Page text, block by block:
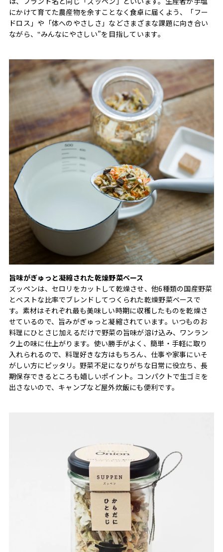
にかけて育てた農産物を余すことなく食卓に届くよう、「フー
ドロス」や「体へのやさしさ」などさまざまな課題に向き合い
ながら、‟みんなにやさしい”を目指しています。
旨味がぎゅっと凝縮された乾燥野菜ベース
ズッペンは、セロリをカットして乾燥させ、他6種類の国産野菜
とベストな比率でブレンドしてつくられた乾燥野菜ベースで
す。素材はそれぞれ最も美味しい時期に収穫したものを乾燥さ
せているので、旨みがぎゅっと凝縮されています。いつものお
料理にひとさじ加えるだけで野菜の旨味が溶け込み、ワンラン
ク上の味に仕上がります。使い勝手がよく、簡単・手軽に取り
入れられるので、料理好きな方はもちろん、仕事や家事にいそ
がしい方にピッタリ。野菜不足になりがちな日常に役立ち、長
期保存できるところも嬉しいポイント。コンパクトで生ゴミを
出さないので、キャンプなど屋外炊飯にも便利です。